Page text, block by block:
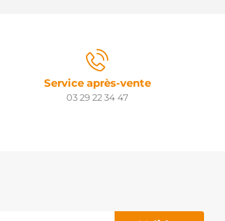
Service après-vente
03 29 22 34 47